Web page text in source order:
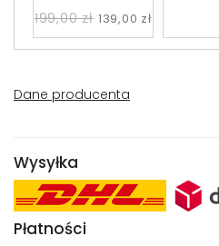
199,00 zł 139,00 zł
Dane producenta
Wysyłka
Płatności